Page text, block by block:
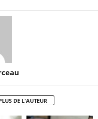
DE L'AUTEUR